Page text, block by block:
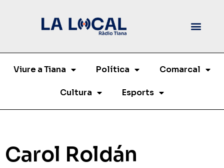
Viure a Tiana Política Comarcal
Cultura Esports
Carol Roldán